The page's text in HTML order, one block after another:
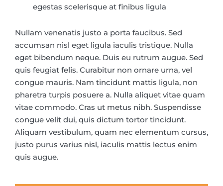
egestas scelerisque at finibus ligula
Nullam venenatis justo a porta faucibus. Sed
accumsan nisl eget ligula iaculis tristique. Nulla
eget bibendum neque. Duis eu rutrum augue. Sed
quis feugiat felis. Curabitur non ornare urna, vel
congue mauris. Nam tincidunt mattis ligula, non
pharetra turpis posuere a. Nulla aliquet vitae quam
vitae commodo. Cras ut metus nibh. Suspendisse
congue velit dui, quis dictum tortor tincidunt.
Aliquam vestibulum, quam nec elementum cursus,
justo purus varius nisl, iaculis mattis lectus enim
quis augue.